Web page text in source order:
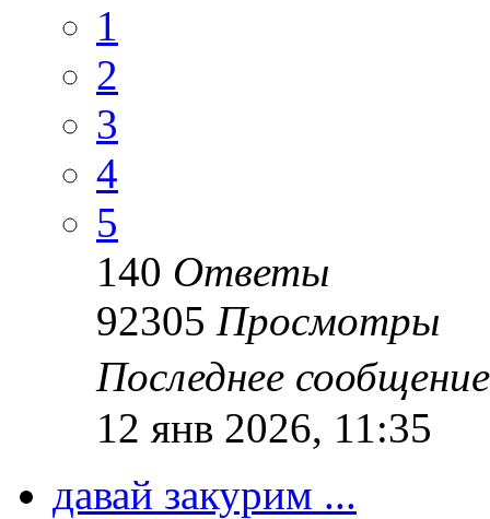
1
2
3
4
5
140 Ответы
92305 Просмотры
Последнее
12 янв 2026, 11:35
давай закурим ...